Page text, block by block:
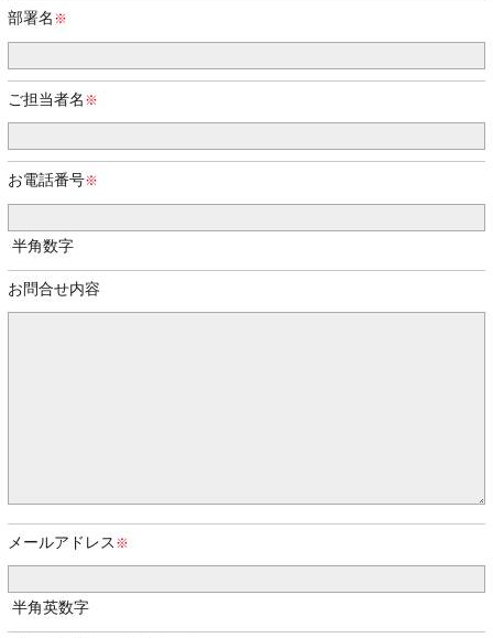
部署名
ご担当者名
お電話番号
半角数字
お問合せ内容
メールアドレス
半角英数字